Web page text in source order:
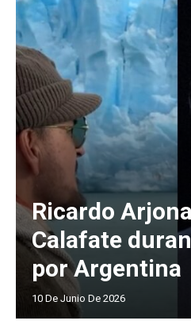
Ricardo
Calafate
por Argentina
10 De Junio De 2026